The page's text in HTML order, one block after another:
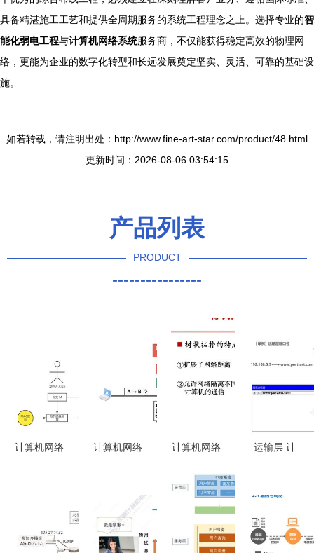
具备精湛施工工艺和提供全周期服务的系统工程理念之上。选择专业的智
能化弱电工程与计算机网络系统服务商，不仅能获得稳定高效的物理网
络，更能为企业的数字化转型和长远发展奠定坚实、灵活、可靠的基础设
施。
如若转载，请注明出处：http://www.fine-art-star.com/product/48.html
更新时间：2026-08-06 03:54:15
产品列表
PRODUCT
----------------
计算机网络
理与抓包实
计算机网络
计算机网络
务概论
运输层 计